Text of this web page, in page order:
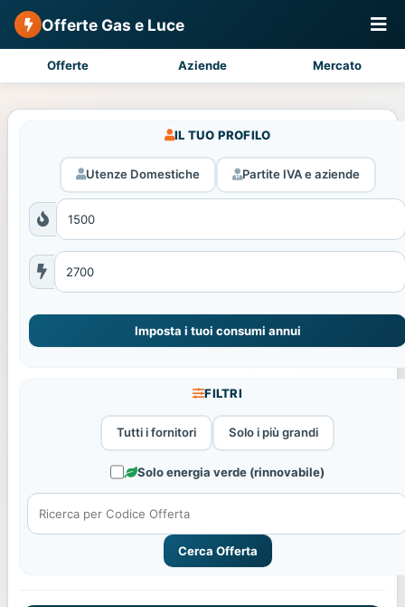
Offerte Gas e Luce
Offerte Aziende Mercato
IL TUO PROFILO
Utenze Domestiche Partite IVA e aziende
Imposta i tuoi consumi annui
FILTRI
Tutti i fornitori Solo i più grandi
Solo energia verde (rinnovabile)
Cerca Offerta